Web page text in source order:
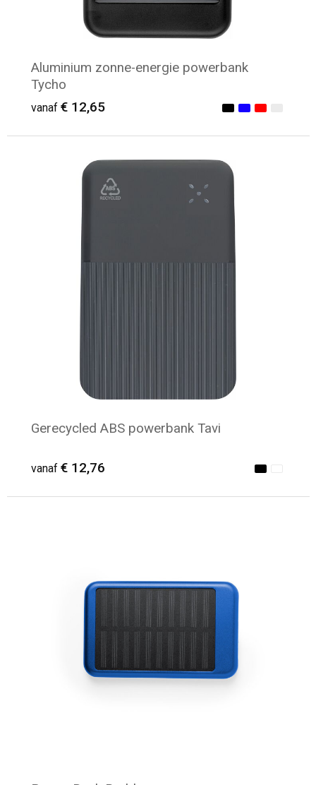
Aluminium zonne-energie powerbank
Tycho
vanaf € 12,65
Minimale afname: 7
Gerecycled ABS powerbank Tavi
vanaf € 12,76